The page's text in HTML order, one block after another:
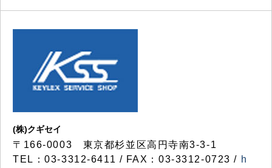
(株)クギセイ
〒166-0003 東京都杉並区高円寺南3-3-1
TEL：03-3312-6411 / FAX：03-3312-0723 / h